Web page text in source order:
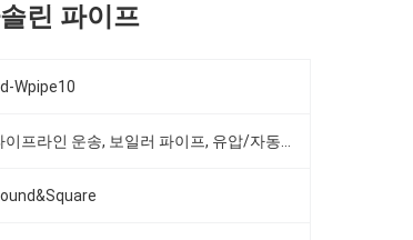
린 파이프
Wpipe10